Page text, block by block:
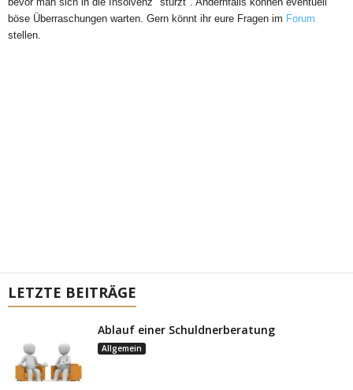
böse Überraschungen warten. Gern könnt ihr eure Fragen im Forum
stellen.
LETZTE BEITRÄGE
Ablauf einer Schuldnerberatung
Allgemein